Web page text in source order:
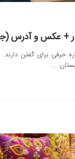
+ عکس و آدرس
حرفی برای گفتن
...